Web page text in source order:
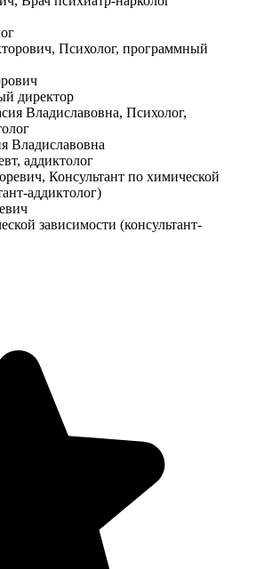
директор
Владиславовна
аддиктолог
зависимости (консультант-